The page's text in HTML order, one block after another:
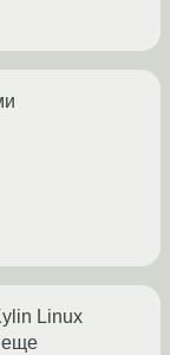
Linux
еще